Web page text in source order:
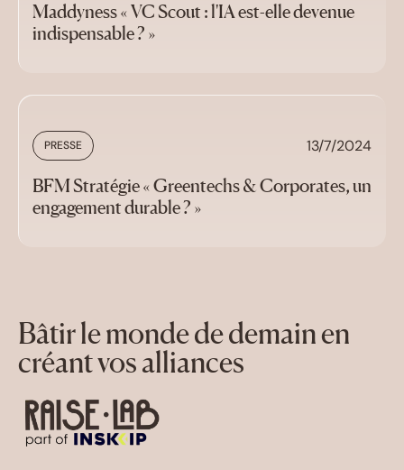
Maddyness « VC Scout : l'IA est-elle devenue
indispensable ? »
PRESSE 13/7/2024
BFM Stratégie « Greentechs & Corporates, un
engagement durable ? »
Bâtir le monde de demain en
créant vos alliances